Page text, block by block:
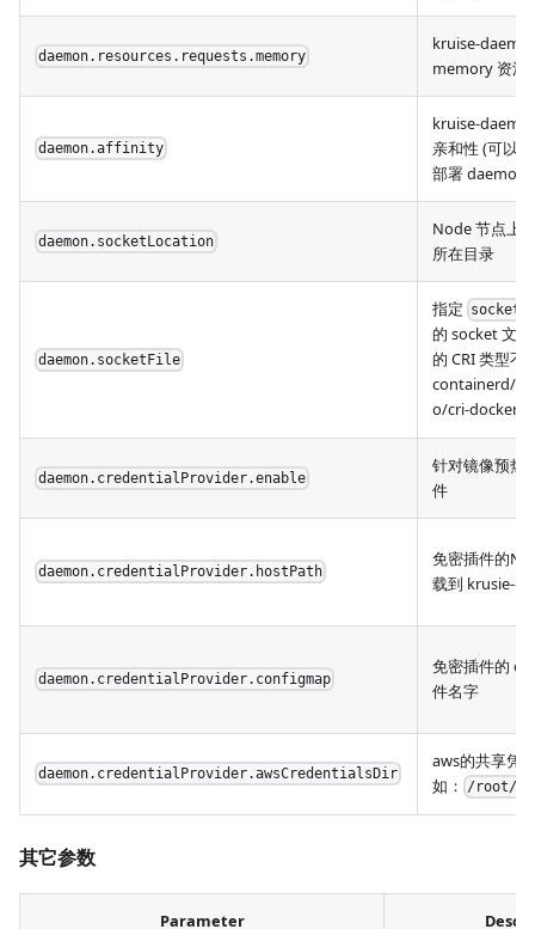
daemon.resources.requests.memory
kruise-
memory 资源
daemon.affinity
kruise-
亲和性 (可以
部署 daemon)
daemon.socketLocation
Node 节点上
所在目录
daemon.socketFile
指定
的 socket 文
的 CRI 类型不
containerd/
o/cri-docker)
daemon.credentialProvider.enable
针对镜像预热
件
daemon.credentialProvider.hostPath
免密插件的
载到 krusie-
daemon.credentialProvider.configmap
免密插件的
件名字
daemon.credentialProvider.awsCredentialsDir
aws的共享凭
如：
/root/
其它参数
Parameter